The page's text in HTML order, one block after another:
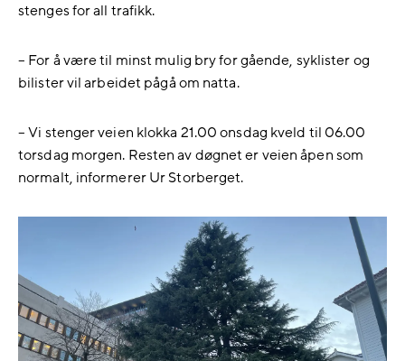
stenges for all trafikk.
– For å være til minst mulig bry for gående, syklister og
bilister vil arbeidet pågå om natta.
– Vi stenger veien klokka 21.00 onsdag kveld til 06.00
torsdag morgen. Resten av døgnet er veien åpen som
normalt, informerer Ur Storberget.